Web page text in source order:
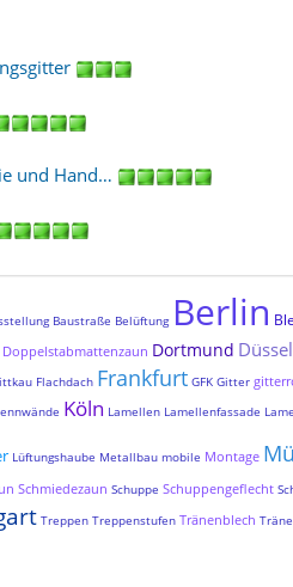
und Hand…
Baustraße Belüftung Berlin
Doppelstabmattenzaun Dortmund
Flachdach Frankfurt GFK Gitter
Köln Lamellen Lamellenfassade
Lüftungshaube Metallbau mobile Montage
Schmiedezaun Schuppe Schuppengeflecht
Treppen Treppenstufen Tränenblech